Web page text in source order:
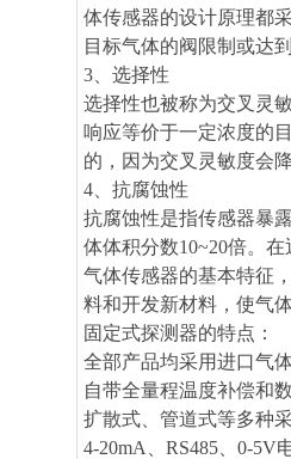
体传感器的设计原理都
目标气体的阀限制或达
3、选择性
选择性也被称为交叉灵
响应等价于一定浓度的
的，因为交叉灵敏度会
4、抗腐蚀性
抗腐蚀性是指传感器暴
体体积分数10~20倍。
气体传感器的基本特征
料和开发新材料，使气
固定式探测器的特点：
全部产品均采用进口气
自带全量程温度补偿和
扩散式、管道式等多种
4-20mA、RS485、0-5V